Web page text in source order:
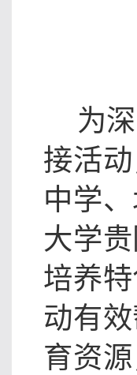
为
接活
中学、
大学
培养
动有
育资